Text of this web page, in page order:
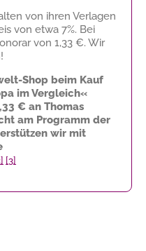
von ihren Verlagen
von etwa 7%. Bei
von 1,33 €. Wir
Shop beim Kauf
im Vergleich«
€ an Thomas
am Programm der
wir mit
[3]